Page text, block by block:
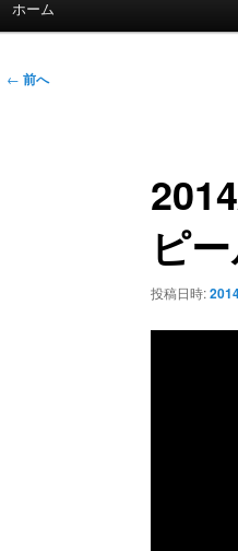
ホーム
投
← 前へ
ピ
投稿日時: